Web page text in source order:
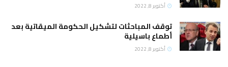
أكتوبر 8, 2022
توقف المباحثات لتشكيل الحكومة الميقاتية بعد
أطماع باسيلية
أكتوبر 8, 2022